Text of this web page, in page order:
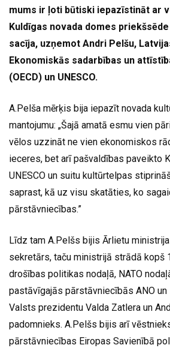
mums ir ļoti būtiski iepazīstināt ar
Kuldīgas novada domes
sacīja, uzņemot Andri Pelšu,
Ekonomiskās sadarbības un
(OECD) un UNESCO.
A.Pelša mērķis bija iepazīt novada
mantojumu: „Šajā amatā esmu vien
vēlos uzzināt ne vien ekonomiskos
ieceres, bet arī pašvaldības paveikto
UNESCO un suitu kultūrtelpas
saprast, kā uz visu skatāties, ko
pārstāvniecības.”
Līdz tam A.Pelšs bijis Ārlietu
sekretārs, taču ministrijā strādā kopš
drošības politikas nodaļā, NATO
pastāvīgajās pārstāvniecībās ANO un
Valsts prezidentu Valda Zatlera un
padomnieks. A.Pelšs bijis arī
pārstāvniecības Eiropas Savienībā